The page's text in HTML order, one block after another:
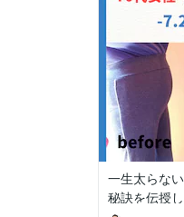
一生太らな
秘訣を伝授